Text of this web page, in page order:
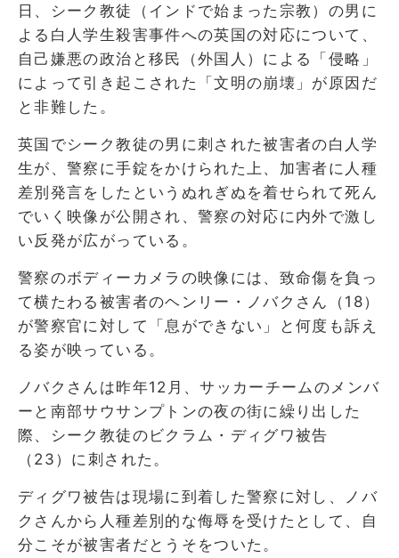
日、シーク教徒（インドで始まった宗教）の男に
よる白人学生殺害事件への英国の対応について、
自己嫌悪の政治と移民（外国人）による「侵略」
によって引き起こされた「文明の崩壊」が原因だ
と非難した。
英国でシーク教徒の男に刺された被害者の白人学
生が、警察に手錠をかけられた上、加害者に人種
差別発言をしたというぬれぎぬを着せられて死ん
でいく映像が公開され、警察の対応に内外で激し
い反発が広がっている。
警察のボディーカメラの映像には、致命傷を負っ
て横たわる被害者のヘンリー・ノバクさん（18）
が警察官に対して「息ができない」と何度も訴え
る姿が映っている。
ノバクさんは昨年12月、サッカーチームのメンバ
ーと南部サウサンプトンの夜の街に繰り出した
際、シーク教徒のビクラム・ディグワ被告
（23）に刺された。
ディグワ被告は現場に到着した警察に対し、ノバ
クさんから人種差別的な侮辱を受けたとして、自
分こそが被害者だとうそをついた。